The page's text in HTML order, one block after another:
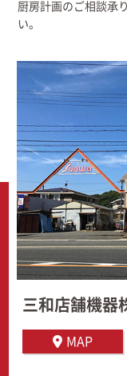
厨房計画のご相談承
い。
三和店舗機器
MAP